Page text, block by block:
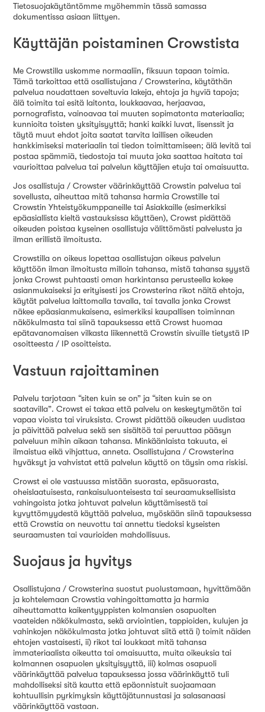
Tietosuojakäytäntömme myöhemmin tässä samassa
dokumentissa asiaan liittyen.
Käyttäjän poistaminen Crowstista
Me Crowstilla uskomme normaaliin, fiksuun tapaan toimia.
Tämä tarkoittaa että osallistujana / Crowsterina, käytäthän
palvelua noudattaen soveltuvia lakeja, ehtoja ja hyviä tapoja;
älä toimita tai esitä laitonta, loukkaavaa, herjaavaa,
pornografista, vainoavaa tai muuten sopimatonta materiaalia;
kunnioita toisten yksityisyyttä; hanki kaikki luvat, lisenssit ja
täytä muut ehdot joita saatat tarvita laillisen oikeuden
hankkimiseksi materiaalin tai tiedon toimittamiseen; älä levitä tai
postaa spämmiä, tiedostoja tai muuta joka saattaa haitata tai
vaurioittaa palvelua tai palvelun käyttäjien etuja tai omaisuutta.
Jos osallistuja / Crowster väärinkäyttää Crowstin palvelua tai
sovellusta, aiheuttaa mitä tahansa harmia Crowstille tai
Crowstin Yhteistyökumppaneille tai Asiakkaille (esimerkiksi
epäasiallista kieltä vastauksissa käyttäen), Crowst pidättää
oikeuden poistaa kyseinen osallistuja välittömästi palvelusta ja
ilman erillistä ilmoitusta.
Crowstilla on oikeus lopettaa osallistujan oikeus palvelun
käyttöön ilman ilmoitusta milloin tahansa, mistä tahansa syystä
jonka Crowst puhtaasti oman harkintansa perusteella kokee
asianmukaiseksi ja erityisesti jos Crowsterina rikot näitä ehtoja,
käytät palvelua laittomalla tavalla, tai tavalla jonka Crowst
näkee epäasianmukaisena, esimerkiksi kaupallisen toiminnan
näkökulmasta tai siinä tapauksessa että Crowst huomaa
epätavanomaisen vilkasta liikennettä Crowstin sivuille tietystä IP
osoitteesta / IP osoitteista.
Vastuun rajoittaminen
Palvelu tarjotaan “siten kuin se on” ja “siten kuin se on
saatavilla”. Crowst ei takaa että palvelu on keskeytymätön tai
vapaa vioista tai viruksista. Crowst pidättää oikeuden uudistaa
ja päivittää palvelua sekä sen sisältöä tai peruuttaa pääsyn
palveluun mihin aikaan tahansa. Minkäänlaista takuuta, ei
ilmaistua eikä vihjattua, anneta. Osallistujana / Crowsterina
hyväksyt ja vahvistat että palvelun käyttö on täysin oma riskisi.
Crowst ei ole vastuussa mistään suorasta, epäsuorasta,
oheislaatuisesta, rankaisuluonteisesta tai seuraamuksellisista
vahingoista jotka johtuvat palvelun käyttämisestä tai
kyvyttömyydestä käyttää palvelua, myöskään siinä tapauksessa
että Crowstia on neuvottu tai annettu tiedoksi kyseisten
seuraamusten tai vaurioiden mahdollisuus.
Suojaus ja hyvitys
Osallistujana / Crowsterina suostut puolustamaan, hyvittämään
ja kohtelemaan Crowstia vahingoittamatta ja harmia
aiheuttamatta kaikentyyppisten kolmansien osapuolten
vaateiden näkökulmasta, sekä arviointien, tappioiden, kulujen ja
vahinkojen näkökulmasta jotka johtuvat siitä että i) toimit näiden
ehtojen vastaisesti, ii) rikot tai loukkaat mitä tahansa
immateriaalista oikeutta tai omaisuutta, muita oikeuksia tai
kolmannen osapuolen yksityisyyttä, iii) kolmas osapuoli
väärinkäyttää palvelua tapauksessa jossa väärinkäyttö tuli
mahdolliseksi sitä kautta että epäonnistuit suojaamaan
kohtuullisin pyrkimyksin käyttäjätunnustasi ja salasanaasi
väärinkäyttöä vastaan.